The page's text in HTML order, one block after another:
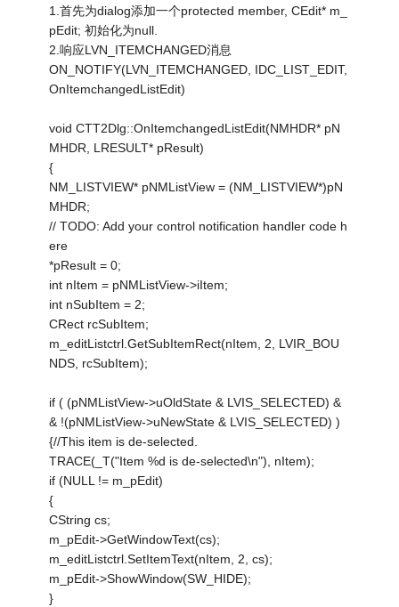
1.首先为dialog添加一个protected member, CEdit* m_
pEdit; 初始化为null.
2.响应LVN_ITEMCHANGED消息
ON_NOTIFY(LVN_ITEMCHANGED, IDC_LIST_EDIT,
OnItemchangedListEdit)
void CTT2Dlg::OnItemchangedListEdit(NMHDR* pN
MHDR, LRESULT* pResult)
{
NM_LISTVIEW* pNMListView = (NM_LISTVIEW*)pN
MHDR;
// TODO: Add your control notification handler code h
ere
*pResult = 0;
int nItem = pNMListView->iItem;
int nSubItem = 2;
CRect rcSubItem;
m_editListctrl.GetSubItemRect(nItem, 2, LVIR_BOU
NDS, rcSubItem);
if ( (pNMListView->uOldState & LVIS_SELECTED) &
& !(pNMListView->uNewState & LVIS_SELECTED) )
{//This item is de-selected.
TRACE(_T("Item %d is de-selected\n"), nItem);
if (NULL != m_pEdit)
{
CString cs;
m_pEdit->GetWindowText(cs);
m_editListctrl.SetItemText(nItem, 2, cs);
m_pEdit->ShowWindow(SW_HIDE);
}